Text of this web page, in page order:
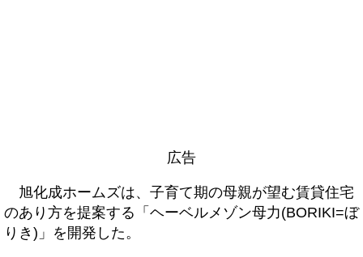
広告
旭化成ホームズは、子育て期の母親が望む賃貸住宅
のあり方を提案する「ヘーベルメゾン母力(BORIKI=ぼ
りき)」を開発した。